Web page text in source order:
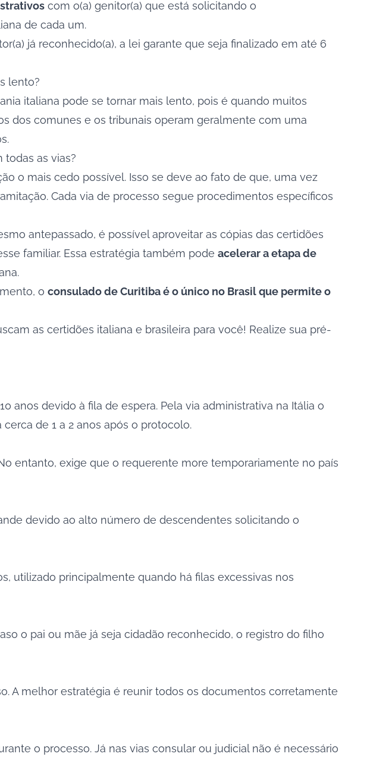
com o(a) genitor(a) que está solicitando o
de cada um.
já reconhecido(a), a lei garante que seja finalizado em até 6
lento?
italiana pode se tornar mais lento, pois é quando muitos
dos comunes e os tribunais operam geralmente com uma
as vias?
o mais cedo possível. Isso se deve ao fato de que, uma vez
Cada via de processo segue procedimentos específicos
antepassado, é possível aproveitar as cópias das certidões
familiar. Essa estratégia também pode acelerar a etapa de
o consulado de Curitiba é o único no Brasil que permite o
as certidões italiana e brasileira para você! Realize sua pré-
anos devido à fila de espera. Pela via administrativa na Itália o
de 1 a 2 anos após o protocolo.
entanto, exige que o requerente more temporariamente no país
devido ao alto número de descendentes solicitando o
utilizado principalmente quando há filas excessivas nos
o pai ou mãe já seja cidadão reconhecido, o registro do filho
A melhor estratégia é reunir todos os documentos corretamente
o processo. Já nas vias consular ou judicial não é necessário